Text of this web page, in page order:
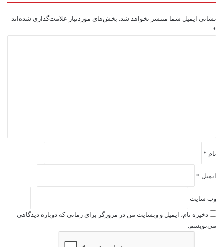
نشانی ایمیل شما منتشر نخواهد شد. بخش‌های موردنیاز علامت‌گذاری شده‌اند
*
نام *
ایمیل *
وب‌ سایت
ذخیره نام، ایمیل و وبسایت من در مرورگر برای زمانی که دوباره دیدگاهی
می‌نویسم.